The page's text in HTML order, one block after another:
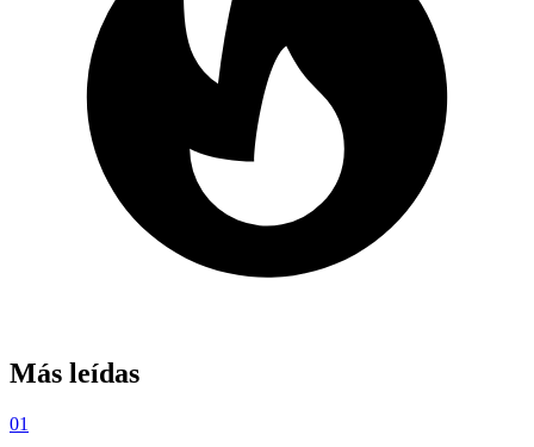
Más leídas
01